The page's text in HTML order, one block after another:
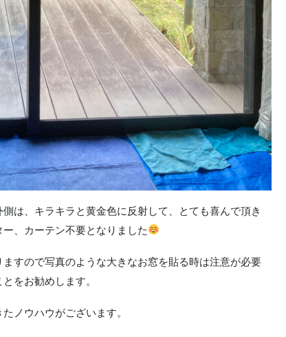
は、キラキラと黄金色に反射して、とても喜んで頂き
、カーテン不要となりました
すので写真のような大きなお窓を貼る時は注意が必要
をお勧めします。
ノウハウがございます。